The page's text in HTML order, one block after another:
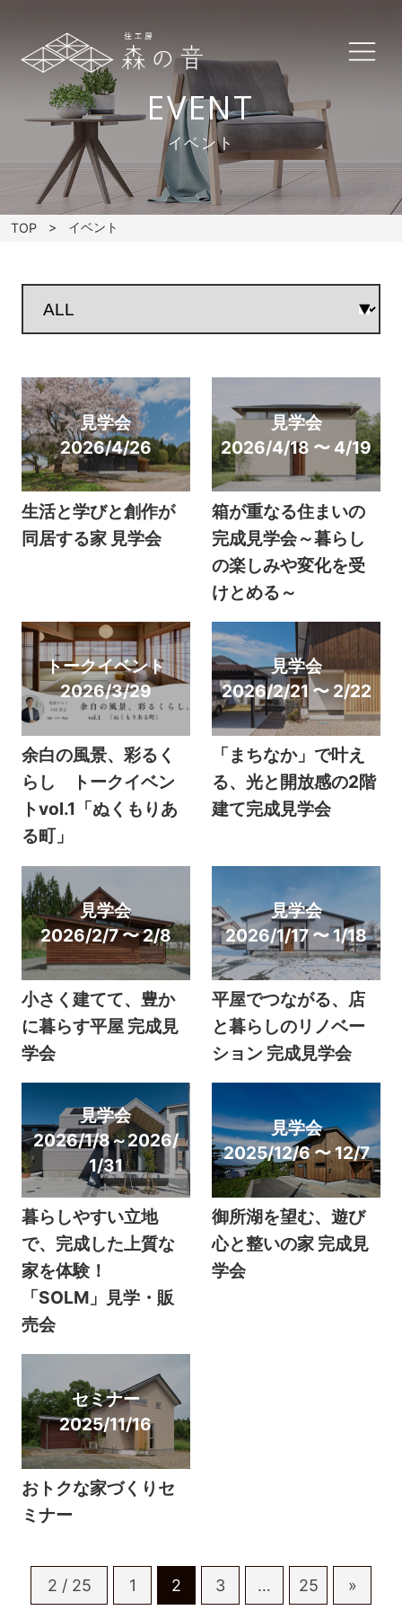
EVENT
イベント
TOP イベント
見学会
2026/4/26
生活と学びと創作が
同居する家 見学会
見学会
2026/4/18 〜 4/19
箱が重なる住まいの
完成見学会～暮らし
の楽しみや変化を受
けとめる～
トークイベント
2026/3/29
余白の風景、彩るく
らし トークイベン
トvol.1「ぬくもりあ
る町」
見学会
2026/2/21 〜 2/22
「まちなか」で叶え
る、光と開放感の2階
建て完成見学会
見学会
2026/2/7 〜 2/8
小さく建てて、豊か
に暮らす平屋 完成見
学会
見学会
2026/1/17 〜 1/18
平屋でつながる、店
と暮らしのリノベー
ション 完成見学会
見学会
2026/1/8～2026/
1/31
暮らしやすい立地
で、完成した上質な
家を体験！
「SOLM」見学・販
売会
見学会
2025/12/6 〜 12/7
御所湖を望む、遊び
心と整いの家 完成見
学会
セミナー
2025/11/16
おトクな家づくりセ
ミナー
2 / 25 1 2 3 … 25 »